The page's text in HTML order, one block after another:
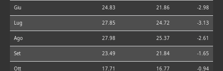
Giu 24.83 21.86 -2.98
Lug 27.85 24.72 -3.13
Ago 27.98 25.37 -2.61
Set 23.49 21.84 -1.65
Ott 17.71 16.77 -0.94